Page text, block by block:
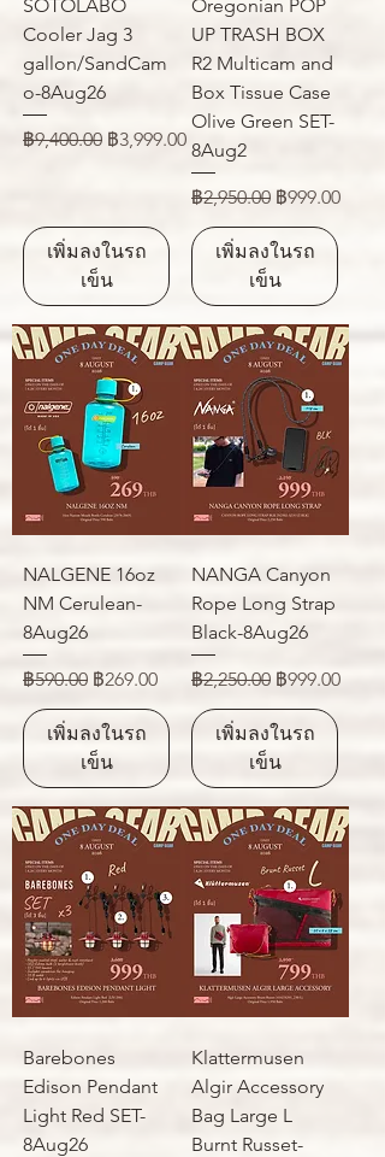
SOTOLABO
Cooler Jag 3
gallon/SandCam
o-8Aug26
ราคาปกติ
฿9,400.00 ราคาขายลด
฿3,999.00
เพิ่มลงในรถ
เข็น
Oregonian POP
UP TRASH BOX
R2 Multicam and
Box Tissue Case
Olive Green SET-
8Aug2
ราคาปกติ
฿2,950.00 ราคาขายลด
฿999.00
เพิ่มลงในรถ
เข็น
NALGENE 16oz
NM Cerulean-
8Aug26
ราคาปกติ
฿590.00 ราคาขายลด
฿269.00
เพิ่มลงในรถ
เข็น
NANGA Canyon
Rope Long Strap
Black-8Aug26
ราคาปกติ
฿2,250.00 ราคาขายลด
฿999.00
เพิ่มลงในรถ
เข็น
Barebones
Edison Pendant
Light Red SET-
8Aug26
Klattermusen
Algir Accessory
Bag Large L
Burnt Russet-